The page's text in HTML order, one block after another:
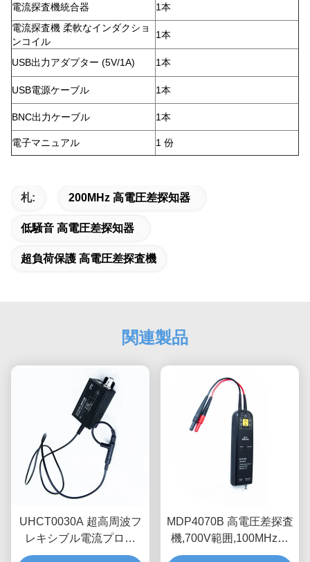
電流探査機統合器
1本
電流探査機 柔軟なインダクショ
ンコイル
1本
USB出力アダプター (5V/1A) 1本
USB電源ケーブル 1本
BNC出力ケーブル 1本
電子マニュアル 1 份
札: 200MHz 高電圧差探知器
低騒音 高電圧差探知器
超負荷保護 高電圧差探査機
関連製品
UHCT0030A 超高周波フ
レキシブル電流プロー
ブ、200mV/A高感度、
MDP4070B 高電圧差探査
機,700V範囲,100MHz帯
域幅浮動測定器